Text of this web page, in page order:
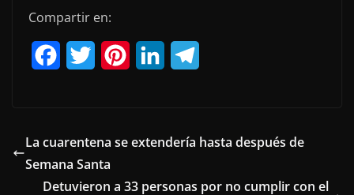
Compartir en:
e
b
t
t
t
k
e
La cuarentena se extendería hasta después de
Semana Santa
Detuvieron a 33 personas por no cumplir con el